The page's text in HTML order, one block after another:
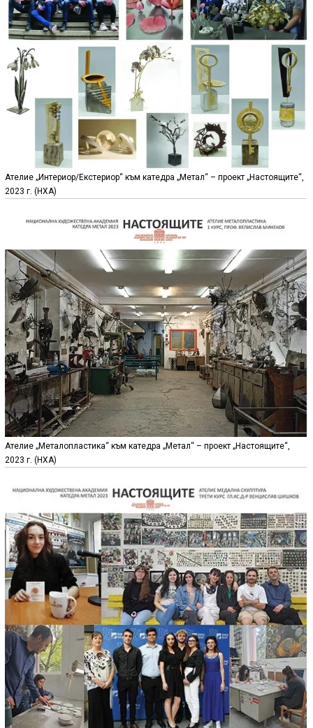
Ателие „Интериор/Екстериор“ към катедра „Метал“ – проект „Настоящите“,
2023 г. (НХА)
Ателие „Металопластика“ към катедра „Метал“ – проект „Настоящите“,
2023 г. (НХА)